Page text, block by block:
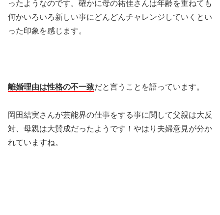
ったようなのです。確かに母の祐佳さんは年齢を重ねても
何かいろいろ新しい事にどんどんチャレンジしていくとい
った印象を感じます。
離婚理由は性格の不一致だと言うことを語っています。
岡田結実さんが芸能界の仕事をする事に関して父親は大反
対、母親は大賛成だったようです！やはり夫婦意見が分か
れていますね。